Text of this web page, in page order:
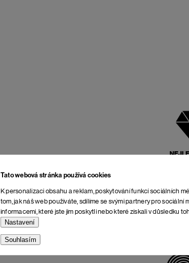
Tato webová stránka používá cookies
K personalizaci obsahu a reklam, poskytování funkcí sociálních
tom, jak náš web používáte, sdílíme se svými partnery pro
informacemi, které jste jim poskytli nebo které získali v důsledku
Nastavení
Souhlasím